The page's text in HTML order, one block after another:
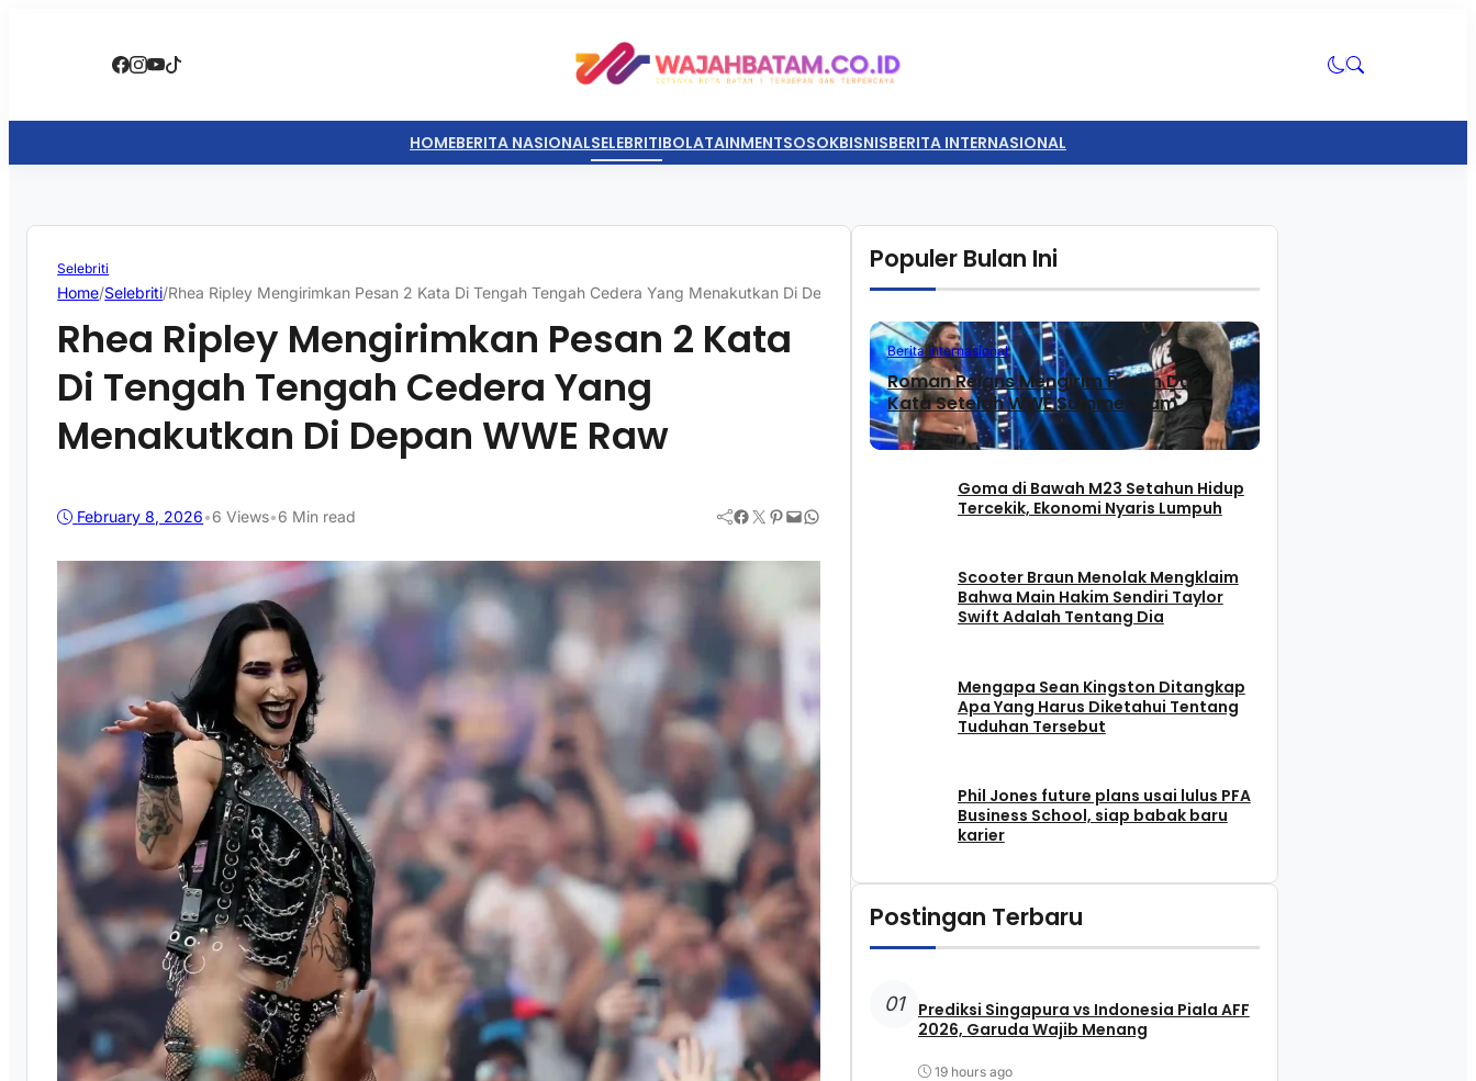
HOMEBERITA NASIONALSELEBRITIBOLATAINMENTSOSOKBISNISBERITA INTERNASIONAL
Selebriti
Home/Selebriti/Rhea Ripley Mengirimkan Pesan 2 Kata Di Tengah Tengah Cedera Yang Menakutkan Di Depan WWE Raw
Rhea Ripley Mengirimkan Pesan 2 Kata
Di Tengah Tengah Cedera Yang
Menakutkan Di Depan WWE Raw
February 8, 2026•6 Views•6 Min read Facebook Twitter Pinterest Mail WhatsApp
Populer Bulan Ini
Berita Internasional
Roman Reigns Mengirim Pesan Dua
Kata Setelah WWE SummerSlam
Goma di Bawah M23 Setahun Hidup
Tercekik, Ekonomi Nyaris Lumpuh
Scooter Braun Menolak Mengklaim
Bahwa Main Hakim Sendiri Taylor
Swift Adalah Tentang Dia
Mengapa Sean Kingston Ditangkap
Apa Yang Harus Diketahui Tentang
Tuduhan Tersebut
Phil Jones future plans usai lulus PFA
Business School, siap babak baru
karier
Postingan Terbaru
01
Prediksi Singapura vs Indonesia Piala AFF
2026, Garuda Wajib Menang
19 hours ago